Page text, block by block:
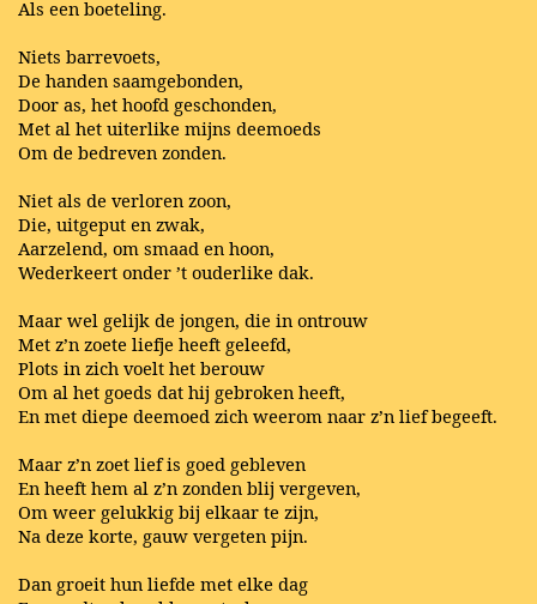
Als een boeteling.
Niets barrevoets,
De handen saamgebonden,
Door as, het hoofd geschonden,
Met al het uiterlike mijns deemoeds
Om de bedreven zonden.
Niet als de verloren zoon,
Die, uitgeput en zwak,
Aarzelend, om smaad en hoon,
Wederkeert onder ’t ouderlike dak.
Maar wel gelijk de jongen, die in ontrouw
Met z’n zoete liefje heeft geleefd,
Plots in zich voelt het berouw
Om al het goeds dat hij gebroken heeft,
En met diepe deemoed zich weerom naar z’n lief begeeft.
Maar z’n zoet lief is goed gebleven
En heeft hem al z’n zonden blij vergeven,
Om weer gelukkig bij elkaar te zijn,
Na deze korte, gauw vergeten pijn.
Dan groeit hun liefde met elke dag